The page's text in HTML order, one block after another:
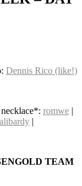
Dennis Rico (like!)
necklace*: romwe |
|
TEAM